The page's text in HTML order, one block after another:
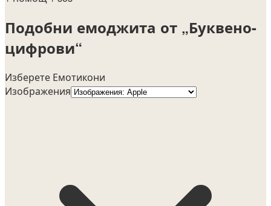
Подобни емоджита от „Буквено-
цифрови“
Изберете Емотикони
Изображения